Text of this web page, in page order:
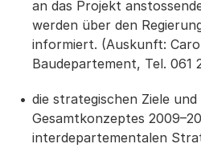
an das Projekt
werden über den
informiert. (Auskunft:
Baudepartement, Tel. 061
die strategischen Ziele und
Gesamtkonzeptes
interdepartementalen